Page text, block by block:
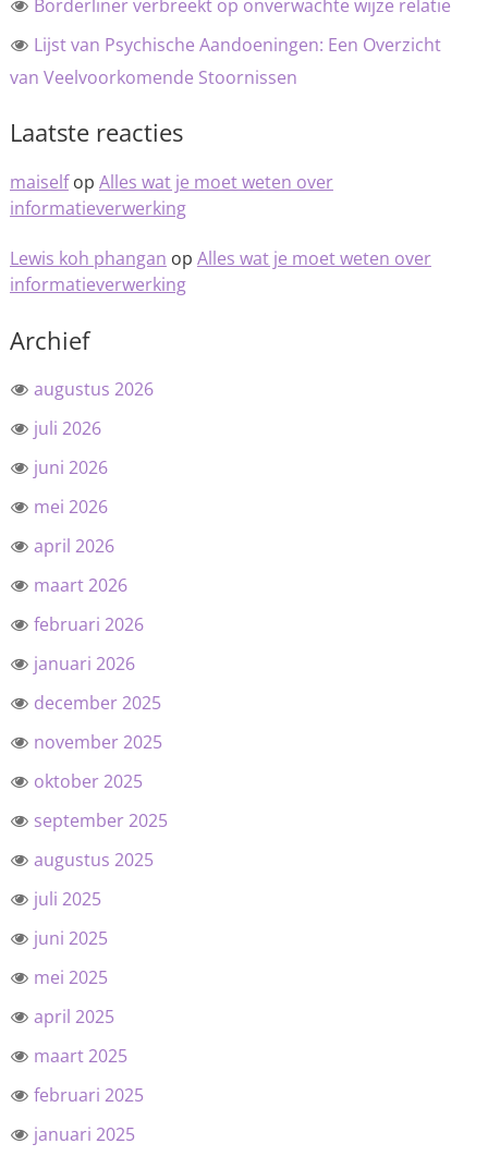
Borderliner verbreekt op onverwachte wijze relatie
Lijst van Psychische Aandoeningen: Een Overzicht
van Veelvoorkomende Stoornissen
Laatste reacties
maiselfop Alles wat je moet weten over
informatieverwerking
Lewis koh phangan op Alles wat je moet weten over
informatieverwerking
Archief
augustus 2026
juli 2026
juni 2026
mei 2026
april 2026
maart 2026
februari 2026
januari 2026
december 2025
november 2025
oktober 2025
september 2025
augustus 2025
juli 2025
juni 2025
mei 2025
april 2025
maart 2025
februari 2025
januari 2025